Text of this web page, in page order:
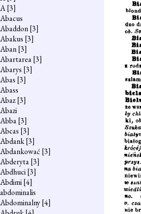
A[3]
Abacus
Abaddon[3]
Abakus [3]
Aban[3]
Abartarea[3]
Abarys [3]
Abas [3]
Abass
Abaz[3]
Abazi
Abba[3]
Abcas [3]
Abdank[3]
Abdankować [3]
Abderyta[3]
Abdhuci[3]
Abdimi[4]
abdominalis
Abdominalny[4]